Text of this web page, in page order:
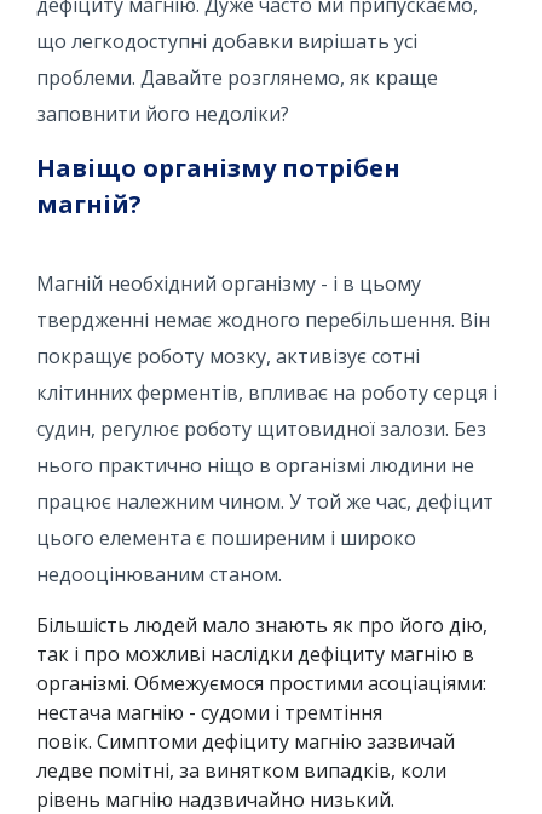
що легкодоступні добавки вирішать усі
проблеми. Давайте розглянемо, як краще
заповнити його недоліки?
Навіщо організму потрібен
магній?
Магній необхідний організму - і в цьому
твердженні немає жодного перебільшення. Він
покращує роботу мозку, активізує сотні
клітинних ферментів, впливає на роботу серця і
судин, регулює роботу щитовидної залози. Без
нього практично ніщо в організмі людини не
працює належним чином. У той же час, дефіцит
цього елемента є поширеним і широко
недооцінюваним станом.
Більшість людей мало знають як про його дію,
так і про можливі наслідки дефіциту магнію в
організмі. Обмежуємося простими асоціаціями:
нестача магнію - судоми і тремтіння
повік. Симптоми дефіциту магнію зазвичай
ледве помітні, за винятком випадків, коли
рівень магнію надзвичайно низький.